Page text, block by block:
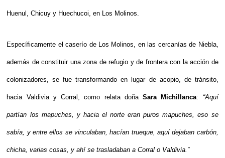
Huenul, Chicuy y Huechucoi, en Los Molinos.
Específicamente el caserío de Los Molinos, en las cercanías de Niebla,
además de constituir una zona de refugio y de frontera con la acción de
colonizadores, se fue transformando en lugar de acopio, de tránsito,
hacia Valdivia y Corral, como relata doña Sara Michillanca: “Aquí
partían los mapuches, y hacia el norte eran puros mapuches, eso se
sabía, y entre ellos se vinculaban, hacían trueque, aquí dejaban carbón,
chicha, varias cosas, y ahí se trasladaban a Corral o Valdivia.”